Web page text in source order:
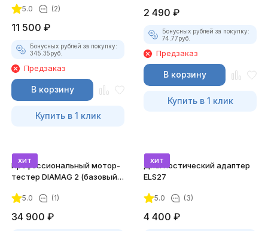
5.0 (2)
11 500 ₽
Бонусных рублей за покупку:
345.35руб.
Предзаказ
В корзину
Купить в 1 клик
2 490 ₽
Бонусных рублей за покупку:
74.77руб.
Предзаказ
В корзину
Купить в 1 клик
хит
Профессиональный мотор-
тестер DIAMAG 2 (базовый
5.0 (1)
34 900 ₽
хит
Диагностический адаптер
ELS27
5.0 (3)
4 400 ₽